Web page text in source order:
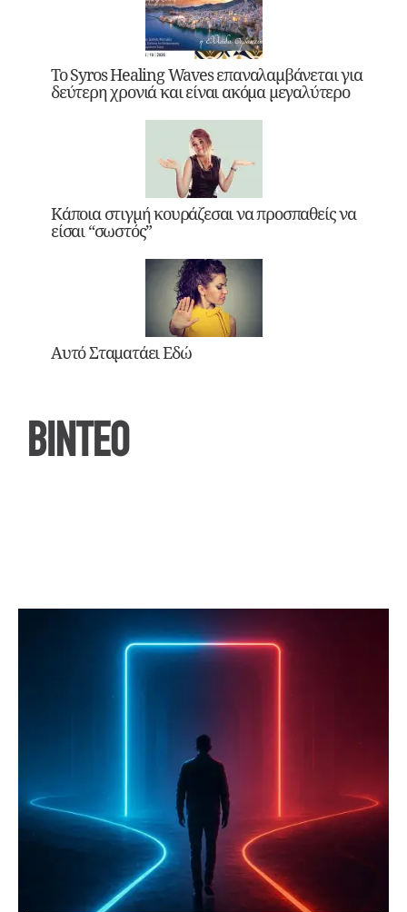
Το Syros Healing Waves επαναλαμβάνεται για
δεύτερη χρονιά και είναι ακόμα μεγαλύτερο
Κάποια στιγμή κουράζεσαι να προσπαθείς να
είσαι “σωστός”
Αυτό Σταματάει Εδώ
ΒΙΝΤΕΟ